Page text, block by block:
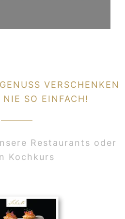
VERSCHENKEN
NIE SO EINFACH!
Restaurants oder
Kochkurs